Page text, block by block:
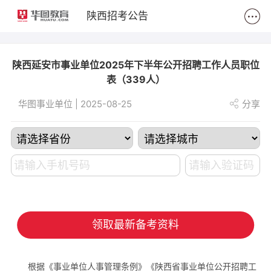
陕西招考公告
陕西延安市事业单位2025年下半年公开招聘工作人员职位
表（339人）
华图事业单位 | 2025-08-25 分享
领取最新备考资料
根据《事业单位人事管理条例》《陕西省事业单位公开招聘工